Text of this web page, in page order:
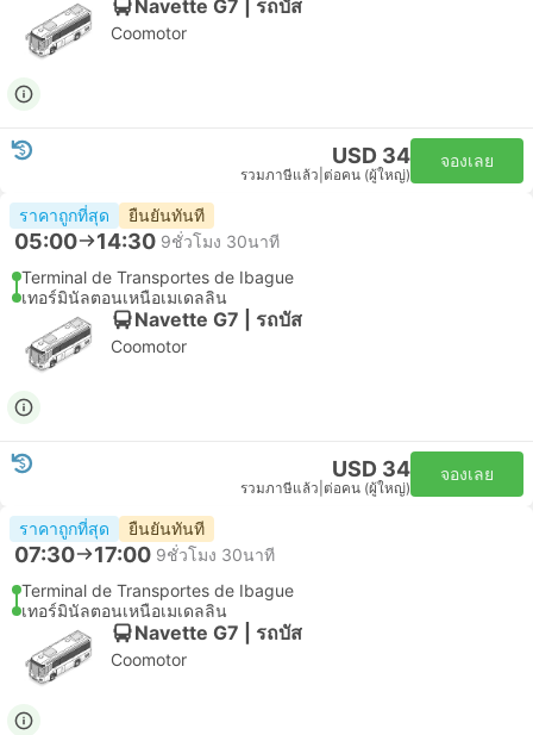
Navette G7 | รถบัส
Coomotor
USD 34
รวมภาษีแล้ว ต่อคน (ผู้ใหญ่)
จองเลย
ราคาถูกที่สุด ยืนยันทันที
05:00 14:30 9ชั่วโมง 30นาที
Terminal de Transportes de Ibague
เทอร์มินัลตอนเหนือเมเดลลิน
Navette G7 | รถบัส
Coomotor
USD 34
รวมภาษีแล้ว ต่อคน (ผู้ใหญ่)
จองเลย
ราคาถูกที่สุด ยืนยันทันที
07:30 17:00 9ชั่วโมง 30นาที
Terminal de Transportes de Ibague
เทอร์มินัลตอนเหนือเมเดลลิน
Navette G7 | รถบัส
Coomotor